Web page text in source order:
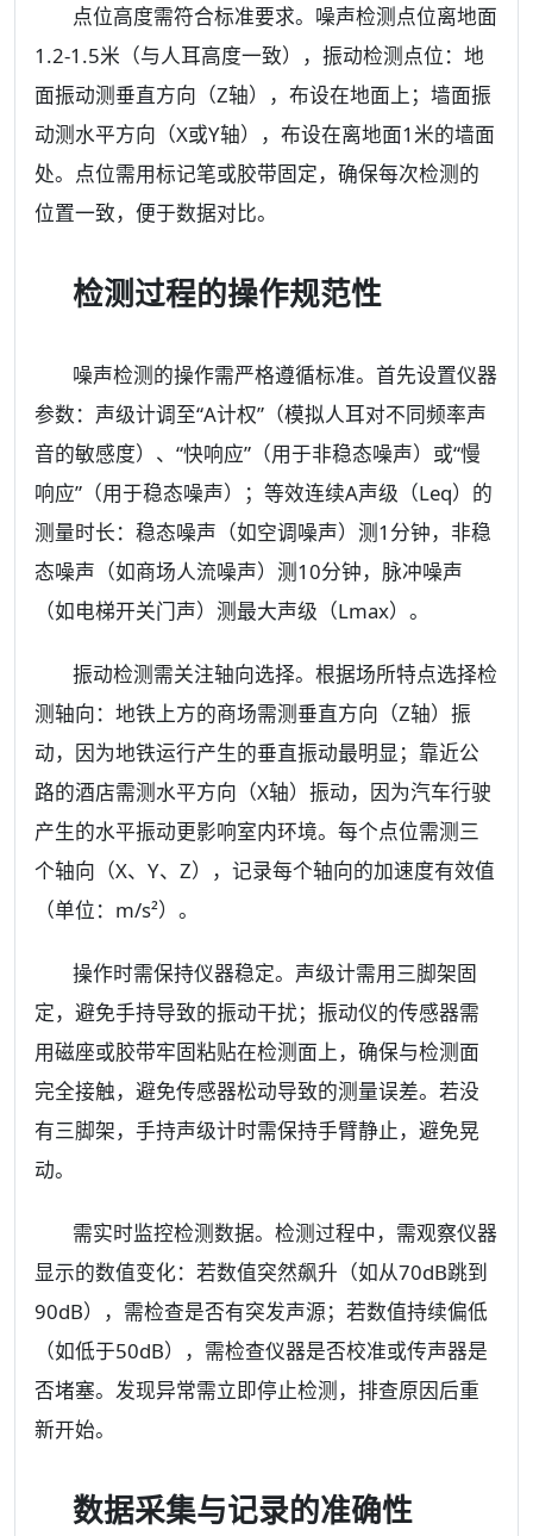
点位高度需符合标准要求。噪声检测点位离地面
1.2-1.5米（与人耳高度一致），振动检测点位：地
面振动测垂直方向（Z轴），布设在地面上；墙面振
动测水平方向（X或Y轴），布设在离地面1米的墙面
处。点位需用标记笔或胶带固定，确保每次检测的
位置一致，便于数据对比。
检测过程的操作规范性
噪声检测的操作需严格遵循标准。首先设置仪器
参数：声级计调至“A计权”（模拟人耳对不同频率声
音的敏感度）、“快响应”（用于非稳态噪声）或“慢
响应”（用于稳态噪声）；等效连续A声级（Leq）的
测量时长：稳态噪声（如空调噪声）测1分钟，非稳
态噪声（如商场人流噪声）测10分钟，脉冲噪声
（如电梯开关门声）测最大声级（Lmax）。
振动检测需关注轴向选择。根据场所特点选择检
测轴向：地铁上方的商场需测垂直方向（Z轴）振
动，因为地铁运行产生的垂直振动最明显；靠近公
路的酒店需测水平方向（X轴）振动，因为汽车行驶
产生的水平振动更影响室内环境。每个点位需测三
个轴向（X、Y、Z），记录每个轴向的加速度有效值
（单位：m/s²）。
操作时需保持仪器稳定。声级计需用三脚架固
定，避免手持导致的振动干扰；振动仪的传感器需
用磁座或胶带牢固粘贴在检测面上，确保与检测面
完全接触，避免传感器松动导致的测量误差。若没
有三脚架，手持声级计时需保持手臂静止，避免晃
动。
需实时监控检测数据。检测过程中，需观察仪器
显示的数值变化：若数值突然飙升（如从70dB跳到
90dB），需检查是否有突发声源；若数值持续偏低
（如低于50dB），需检查仪器是否校准或传声器是
否堵塞。发现异常需立即停止检测，排查原因后重
新开始。
数据采集与记录的准确性